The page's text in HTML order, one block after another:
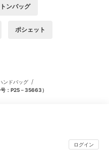
ンバッグ
ポシェット
ンドバッグ /
：P25－35663）
ログイン